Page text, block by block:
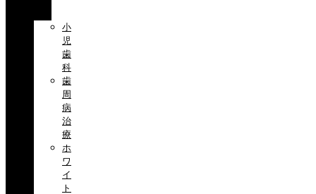
小
児
歯
科
歯
周
病
治
療
ホ
ワ
イ
ト